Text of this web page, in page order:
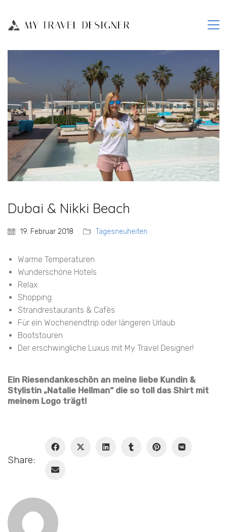
Dubai & Nikki Beach
19. Februar 2018 Tagesneuheiten
Warme Temperaturen
Wunderschöne Hotels
Relax
Shopping
Strandrestaurants & Cafès
Für ein Wochenendtrip oder längeren Urlaub
Bootstouren
Der erschwingliche Luxus mit My Travel Designer!
Ein Riesendankeschön an meine liebe Kundin &
Stylistin „Natalie Hellman“ die so toll das Shirt mit
meinem Logo trägt!
Share: